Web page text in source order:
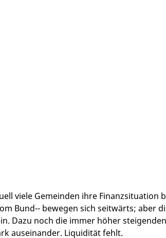
viele Gemeinden ihre Finanzsituation
Bund-- bewegen sich seitwärts; aber
Dazu noch die immer höher
auseinander. Liquidität fehlt.